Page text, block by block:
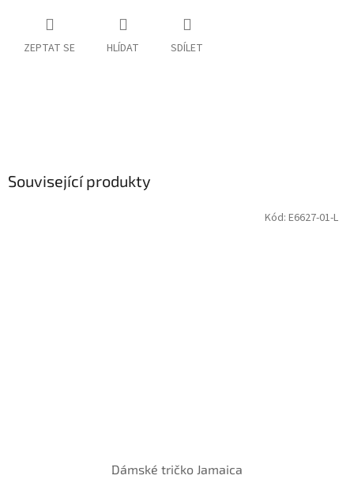
ZEPTAT SE HLÍDAT SDÍLET
Související produkty
Dámské tričko Jamaica
Kód: E6627-01-L